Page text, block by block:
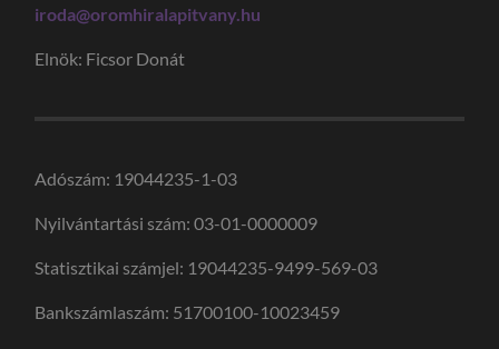
iroda@oromhiralapitvany.hu
Elnök: Ficsor Donát
Adószám: 19044235-1-03
Nyilvántartási szám: 03-01-0000009
Statisztikai számjel: 19044235-9499-569-03
Bankszámlaszám: 51700100-10023459